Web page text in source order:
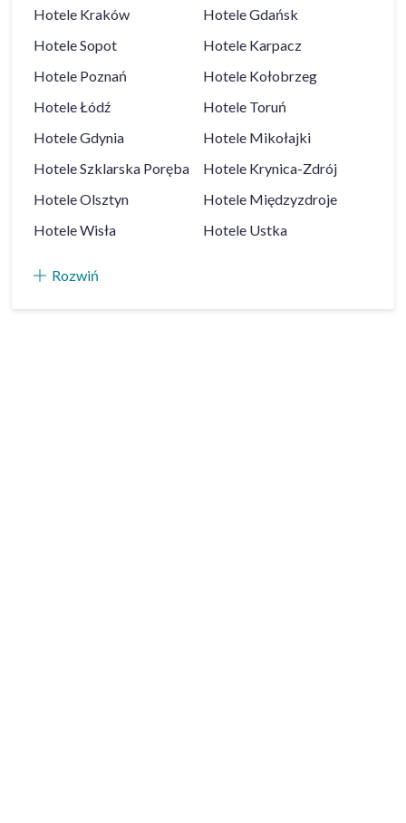
Hotele Kraków HoteleGdańsk
HoteleSopot Hotele Karpacz
Hotele Poznań Hotele Kołobrzeg
HoteleŁódź Hotele Toruń
HoteleGdynia Hotele Mikołajki
HoteleSzklarska Poręba Hotele Krynica-Zdrój
HoteleOlsztyn Hotele Międzyzdroje
HoteleWisła Hotele Ustka
Rozwiń